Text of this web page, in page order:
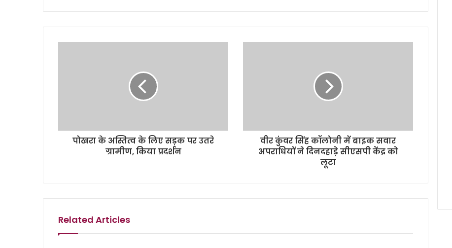
i
पोखरा के अस्तित्व के लिए सड़क पर उतरे
ग्रामीण, किया प्रदर्शन
वीर कुंवर सिंह कॉलोनी में बाइक सवार
अपराधियों ने दिनदहाड़े सीएसपी केंद्र को
लूटा
Related Articles